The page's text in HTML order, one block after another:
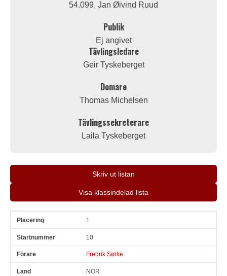
54.099, Jan Øivind Ruud
Publik
Ej angivet
Tävlingsledare
Geir Tyskeberget
Domare
Thomas Michelsen
Tävlingssekreterare
Laila Tyskeberget
Skriv ut listan
Visa klassindelad lista
Pl Snr 1
10
Fredrik Sørlie
NOR